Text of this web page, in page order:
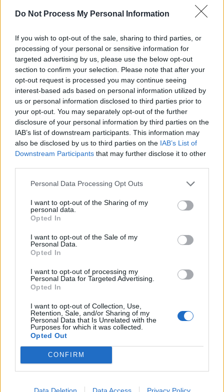
Do Not Process My Personal Information
If you wish to opt-out of the sale, sharing to third parties, or
processing of your personal or sensitive information for
targeted advertising by us, please use the below opt-out
section to confirm your selection. Please note that after your
opt-out request is processed you may continue seeing
interest-based ads based on personal information utilized by
us or personal information disclosed to third parties prior to
your opt-out. You may separately opt-out of the further
disclosure of your personal information by third parties on the
IAB’s list of downstream participants. This information may
also be disclosed by us to third parties on the IAB’s List of
Downstream Participants that may further disclose it to other
Personal Data Processing Opt Outs
I want to opt-out of the Sharing of my
personal data.
Opted In
I want to opt-out of the Sale of my
Personal Data.
Opted In
I want to opt-out of processing my
Personal Data for Targeted Advertising.
Opted In
I want to opt-out of Collection, Use,
Retention, Sale, and/or Sharing of my
Personal Data that Is Unrelated with the
Purposes for which it was collected.
Opted Out
CONFIRM
Data Deletion Data Access Privacy Policy
Auto Pour Vous 5 août 2026 0
Démarches Administratives
Plus de la moitié des voitures neuves
taxées en France en 2026
Auto Pour Vous